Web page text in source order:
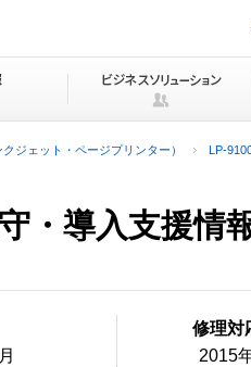
ビ
ョ
ッ
プ
ジェット・ページプリンター） LP-
・導入支援情
修理対
2015